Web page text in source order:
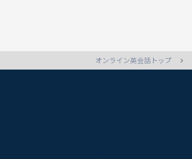
オンライン英会話トップ